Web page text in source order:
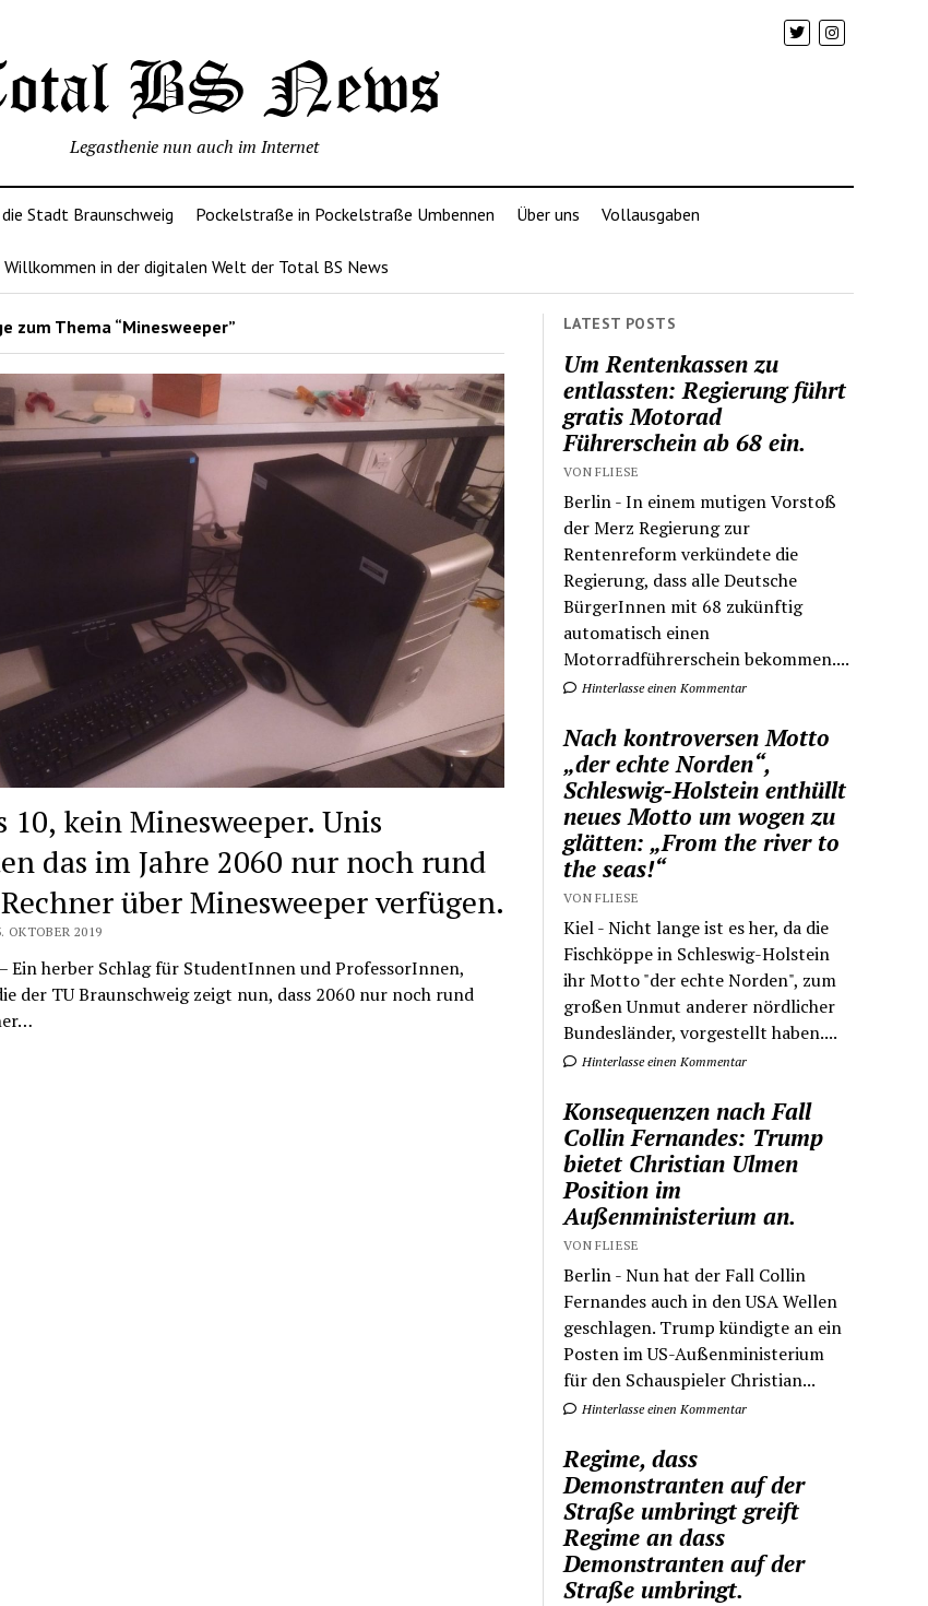
Legasthenie nun auch im Internet
Stadt Braunschweig Pockelstraße in Pockelstraße Umbennen Über uns Vollausgaben
Willkommen in der digitalen Welt der Total BS News
zum Thema “Minesweeper”
10, kein Minesweeper. Unis
das im Jahre 2060 nur noch rund
über Minesweeper verfügen.
OKTOBER 2019
Ein herber Schlag für StudentInnen und ProfessorInnen,
der TU Braunschweig zeigt nun, dass 2060 nur noch rund
LATEST POSTS
Um Rentenkassen zu
entlassten: Regierung führt
gratis Motorad
Führerschein ab 68 ein.
VON FLIESE
Berlin - In einem mutigen Vorstoß
der Merz Regierung zur
Rentenreform verkündete die
Regierung, dass alle Deutsche
BürgerInnen mit 68 zukünftig
automatisch einen
Motorradführerschein bekommen....
Hinterlasse einen Kommentar
Nach kontroversen Motto
„der echte Norden“,
Schleswig-Holstein enthüllt
neues Motto um wogen zu
glätten: „From the river to
the seas!“
VON FLIESE
Kiel - Nicht lange ist es her, da die
Fischköppe in Schleswig-Holstein
ihr Motto "der echte Norden", zum
großen Unmut anderer nördlicher
Bundesländer, vorgestellt haben....
Hinterlasse einen Kommentar
Konsequenzen nach Fall
Collin Fernandes: Trump
bietet Christian Ulmen
Position im
Außenministerium an.
VON FLIESE
Berlin - Nun hat der Fall Collin
Fernandes auch in den USA Wellen
geschlagen. Trump kündigte an ein
Posten im US-Außenministerium
für den Schauspieler Christian...
Hinterlasse einen Kommentar
Regime, dass
Demonstranten auf der
Straße umbringt greift
Regime an dass
Demonstranten auf der
Straße umbringt.